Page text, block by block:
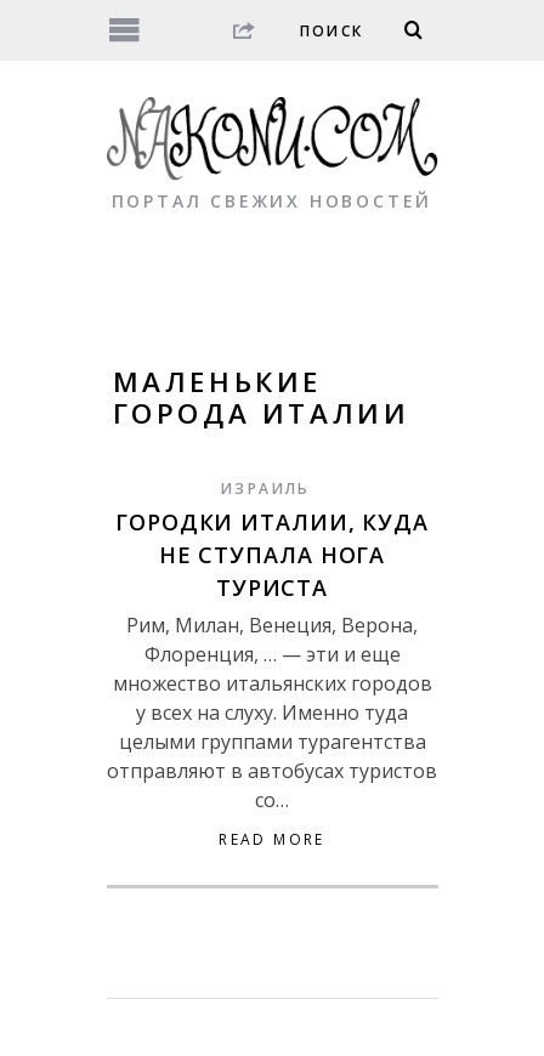
ПОРТАЛ СВЕЖИХ НОВОСТЕЙ
МАЛЕНЬКИЕ
ГОРОДА ИТАЛИИ
ИЗРАИЛЬ
ГОРОДКИ ИТАЛИИ, КУДА
НЕ СТУПАЛА НОГА
ТУРИСТА
Рим, Милан, Венеция, Верона,
Флоренция, … — эти и еще
множество итальянских городов
у всех на слуху. Именно туда
целыми группами турагентства
отправляют в автобусах туристов
со…
READ MORE